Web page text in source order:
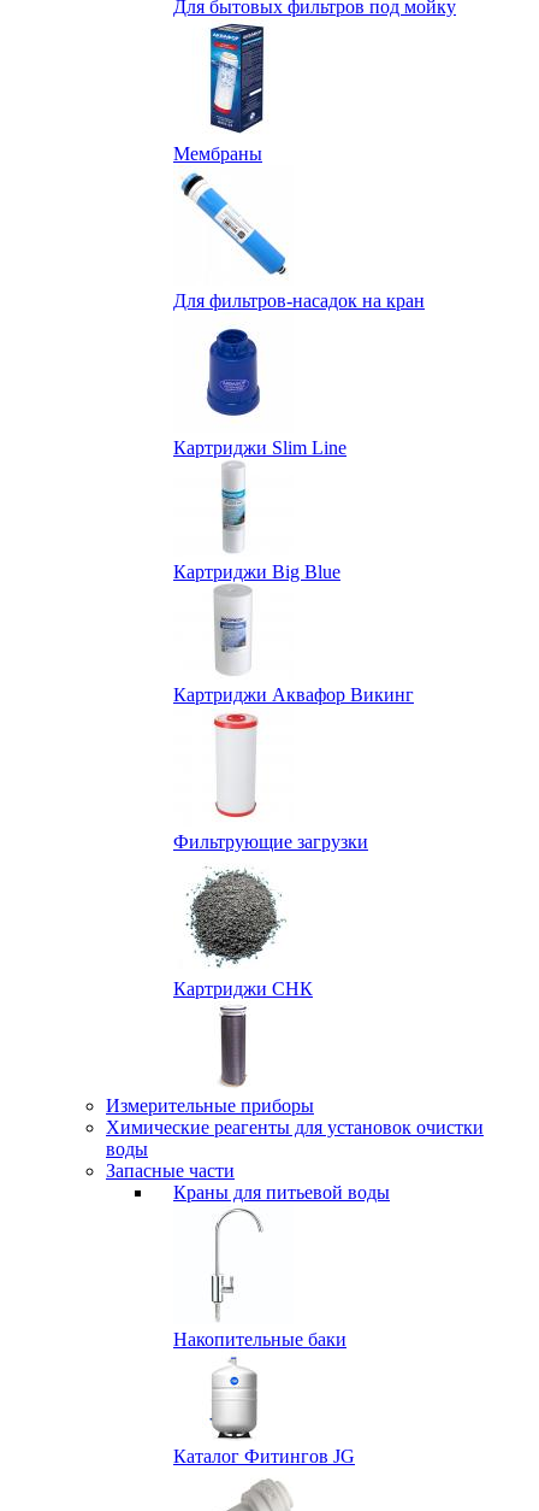
Для бытовых фильтров под мойку
Мембраны
Для фильтров-насадок на кран
Картриджи Slim Line
Картриджи Big Blue
Картриджи Аквафор Викинг
Фильтрующие загрузки
Картриджи СНК
Измерительные приборы
Химические реагенты для установок очистки
воды
Запасные части
Краны для питьевой воды
Накопительные баки
Каталог Фитингов JG